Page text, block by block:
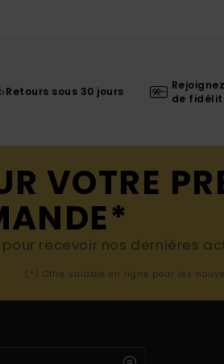
Retours sous 30 jours
de
VOTRE
recevoir nos dernières
(*) Offre valable en ligne pour les